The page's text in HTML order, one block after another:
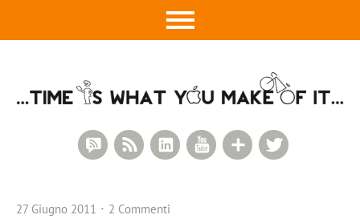
Google+
YouTube
LinkedIn
RSS Feed
RSS Comments
27 Giugno 2011 2 Commenti